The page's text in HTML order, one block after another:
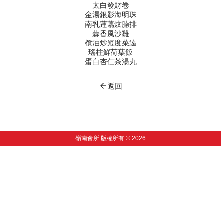
太白發財卷
金湯銀影海明珠
南乳蓮藕炆腩排
蒜香風沙雞
欖油炒短度菜遠
瑤柱鮮荷葉飯
蛋白杏仁茶湯丸
arrow_back返回
嶺南會所 版權所有 © 2026